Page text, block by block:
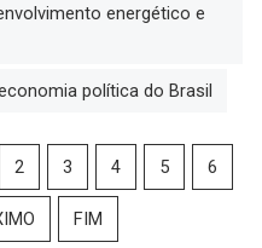
energético e
política do Brasil
2 3 4 5 6
FIM